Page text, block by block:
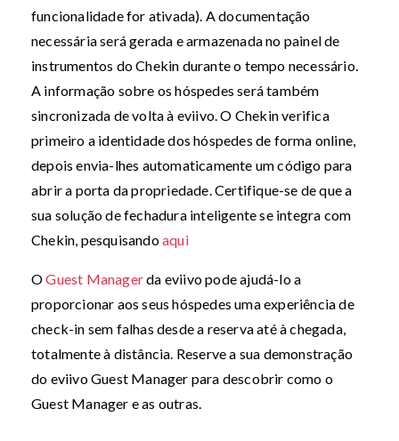
funcionalidade for ativada). A documentação
necessária será gerada e armazenada no painel de
instrumentos do Chekin durante o tempo necessário.
A informação sobre os hóspedes será também
sincronizada de volta à eviivo. O Chekin verifica
primeiro a identidade dos hóspedes de forma online,
depois envia-lhes automaticamente um código para
abrir a porta da propriedade. Certifique-se de que a
sua solução de fechadura inteligente se integra com
Chekin, pesquisandoaqui
OGuest Managerda eviivo pode ajudá-lo a
proporcionar aos seus hóspedes uma experiência de
check-in sem falhas desde a reserva até à chegada,
totalmente à distância. Reserve a sua demonstração
do eviivo Guest Manager para descobrir como o
Guest Manager e as outras.